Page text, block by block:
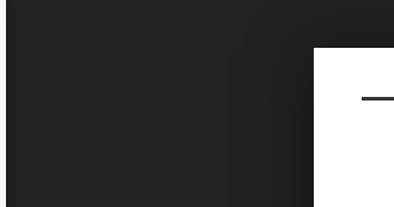
Sketchbook5, 스케치
Sketchbook5, 스케치